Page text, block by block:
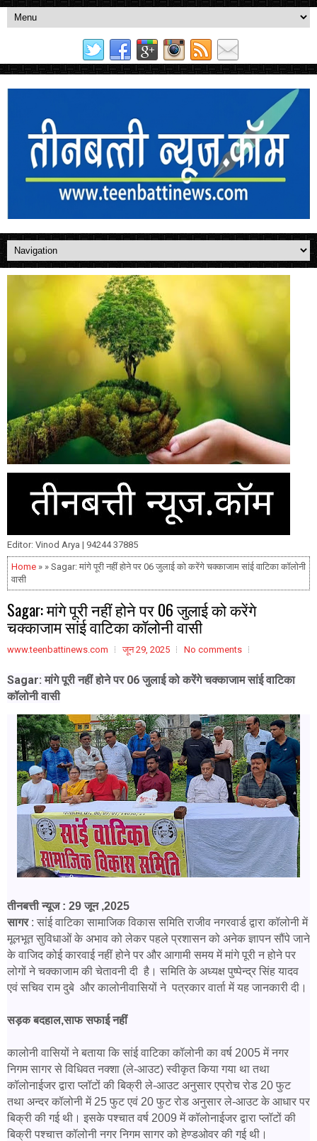
Editor: Vinod Arya | 94244 37885
Home » » Sagar: मांगे पूरी नहीं होने पर 06 जुलाई को करेंगे चक्काजाम सांई वाटिका कॉलोनी
वासी
Sagar: मांगे पूरी नहीं होने पर 06 जुलाई को करेंगे
चक्काजाम सांई वाटिका कॉलोनी वासी
www.teenbattinews.com जून 29, 2025 No comments
Sagar: मांगे पूरी नहीं होने पर 06 जुलाई को करेंगे चक्काजामसांई वाटिका
कॉलोनी वासी
तीनबत्ती न्यूज : 29 जून ,2025
सागर: सांई वाटिका सामाजिक विकास समिति राजीव नगरवार्ड द्वारा कॉलोनी में
मूलभूत सुविधाओं के अभाव को लेकर पहले प्रशासन को अनेक ज्ञापन सौंपे जाने
के वाजिद कोई कारवाई नहीं होने पर और आगामी समय में मांगे पूरी न होने पर
लोगों ने चक्काजाम की चेतावनी दी है। समिति के अध्यक्ष पुष्पेन्द्र सिंह यादव
एवं सचिव राम दुबे और कालोनीवासियों ने पत्रकार वार्ता में यह जानकारी दी।
सड़क बदहाल,साफ सफाई नहीं
कालोनी वासियों ने बताया कि सांई वाटिका कॉलोनी का वर्ष 2005 में नगर
निगम सागर से विधिवत नक्शा (ले-आउट) स्वीकृत किया गया था तथा
कॉलोनाईजर द्वारा प्लॉटों की बिक्री ले-आउट अनुसार एप्रोच रोड 20 फुट
तथा अन्दर कॉलोनी में 25 फुट एवं 20 फुट रोड अनुसार ले-आउट के आधार पर
बिक्री की गई थी। इसके पश्चात वर्ष 2009 में कॉलोनाईजर द्वारा प्लॉटों की
बिक्री पश्चात्त कॉलोनी नगर निगम सागर को हेण्डओवर की गई थी।